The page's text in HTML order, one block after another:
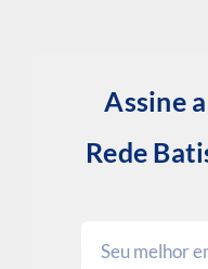
Assine
Rede